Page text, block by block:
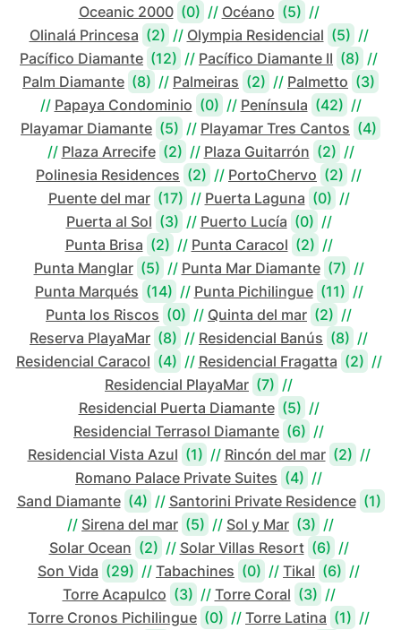
Oceanic 2000 (0) // Océano (5) //
Olinalá Princesa (2) // Olympia Residencial (5) //
Pacífico Diamante (12) // Pacífico Diamante II (8) //
Palm Diamante (8) // Palmeiras (2) // Palmetto (3)
// Papaya Condominio (0) // Península (42) //
Playamar Diamante (5) // Playamar Tres Cantos (4)
// Plaza Arrecife (2) // Plaza Guitarrón (2) //
Polinesia Residences (2) // PortoChervo (2) //
Puente del mar (17) // Puerta Laguna (0) //
Puerta al Sol (3) // Puerto Lucía (0) //
Punta Brisa (2) // Punta Caracol (2) //
Punta Manglar (5) // Punta Mar Diamante (7) //
Punta Marqués (14) // Punta Pichilingue (11) //
Punta los Riscos (0) // Quinta del mar (2) //
Reserva PlayaMar (8) // Residencial Banús (8) //
Residencial Caracol (4) // Residencial Fragatta (2) //
Residencial PlayaMar (7) //
Residencial Puerta Diamante (5) //
Residencial Terrasol Diamante (6) //
Residencial Vista Azul (1) // Rincón del mar (2) //
Romano Palace Private Suites (4) //
Sand Diamante (4) // Santorini Private Residence (1)
// Sirena del mar (5) // Sol y Mar (3) //
Solar Ocean (2) // Solar Villas Resort (6) //
Son Vida (29) // Tabachines (0) // Tikal (6) //
Torre Acapulco (3) // Torre Coral (3) //
Torre Cronos Pichilingue (0) // Torre Latina (1) //